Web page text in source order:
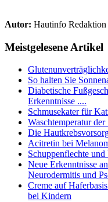
Autor: Hautinfo Redaktion
Meistgelesene Artikel
So halten Sie
Diabetische
Erkenntnisse ....
Schmusekater für
Waschtemperatur
Die
Acitretin bei
Schuppenflechte
Neue Erkenntnisse
Neurodermitis und
Creme auf
bei Kindern